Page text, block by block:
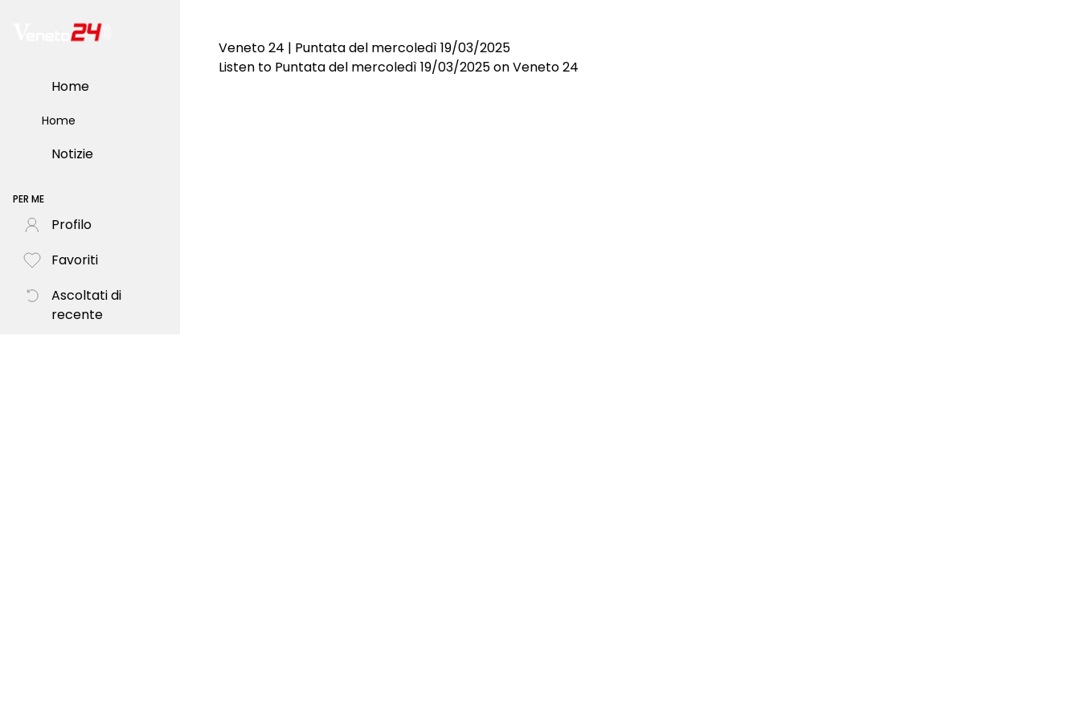
Home
Home
Notizie
PER ME
Profilo
Favoriti
Ascoltati di
recente
Veneto 24 | Puntata del mercoledì 19/03/2025
Listen to Puntata del mercoledì 19/03/2025 on Veneto 24